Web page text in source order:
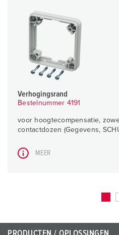
Verhogingsrand
Bestelnummer 4191
voor hoogtecompensatie,
contactdozen (Gegevens,
MEER